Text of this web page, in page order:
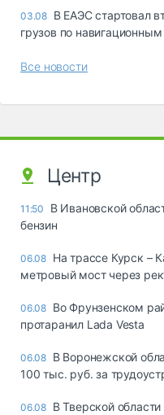
03.08 В ЕАЭС стартовал
грузов по
Все новости
Центр
11:50
В Ивановской
бензин
06.08 На трассе Курск –
метровый мост через
06.08 Во Фрунзенском
протаранил Lada Vesta
06.08 В Воронежской
100 тыс. руб. за
06.08 В Тверской